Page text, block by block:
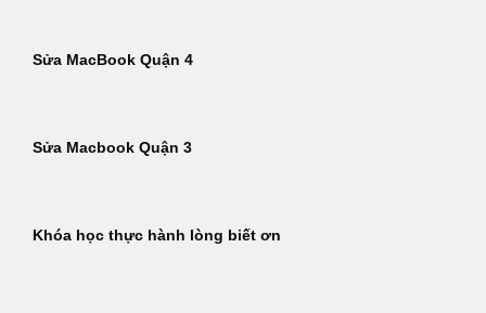
Sửa MacBook Quận 4
Sửa Macbook Quận 3
Khóa học thực hành lòng biết ơn